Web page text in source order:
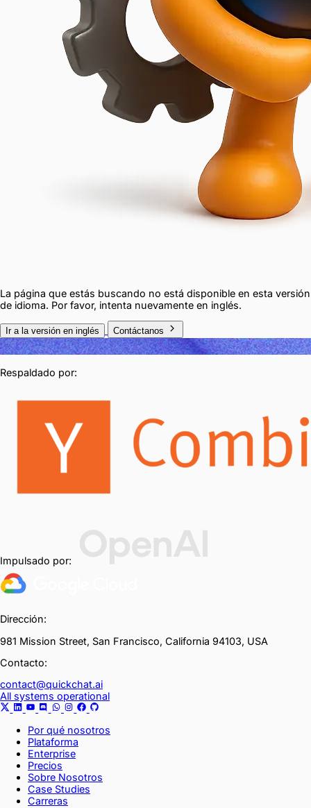
La página que estás buscando no está disponible en esta versión
de idioma. Por favor, intenta nuevamente en inglés.
Ir a la versión en inglés Contáctanos
Respaldado por:
Impulsado por:
Dirección:
981 Mission Street, San Francisco, California 94103, USA
Contacto:
contact@quickchat.ai
All systems operational
Por qué nosotros
Plataforma
Enterprise
Precios
Sobre Nosotros
Case Studies
Carreras